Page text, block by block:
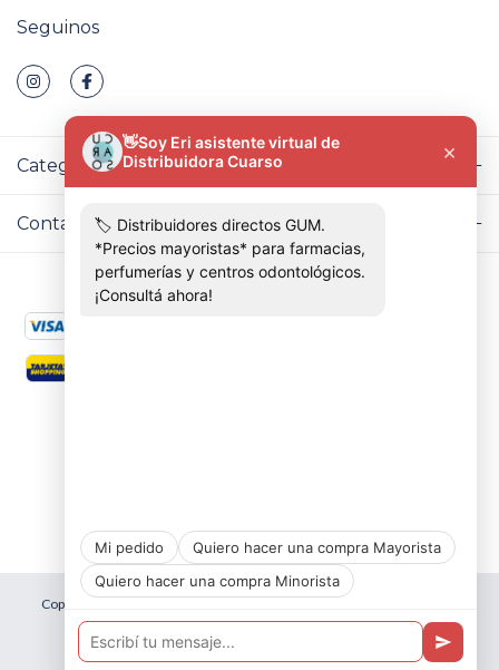
Seguinos
Categorías
Contactános
Copyright distribuidora cuarso - 2026. Todos los derechos reservados.
Defensa de las y los consumidores. Para reclamos